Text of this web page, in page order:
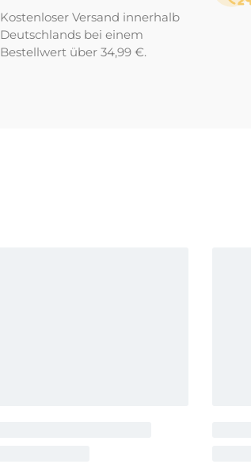
Kostenloser Versand innerhalb
Deutschlands bei einem
Bestellwert über 34,99 €.